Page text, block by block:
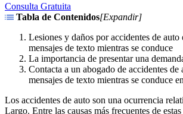
Consulta Gratuita
Tabla de Contenidos[Expandir]
Lesiones y daños por accidentes de auto
mensajes de texto mientras se conduce
La importancia de presentar una
Contacta a un abogado de accidentes de
mensajes de texto mientras se conduce
Los accidentes de auto son una ocurrencia
Largo. Entre las causas más frecuentes de